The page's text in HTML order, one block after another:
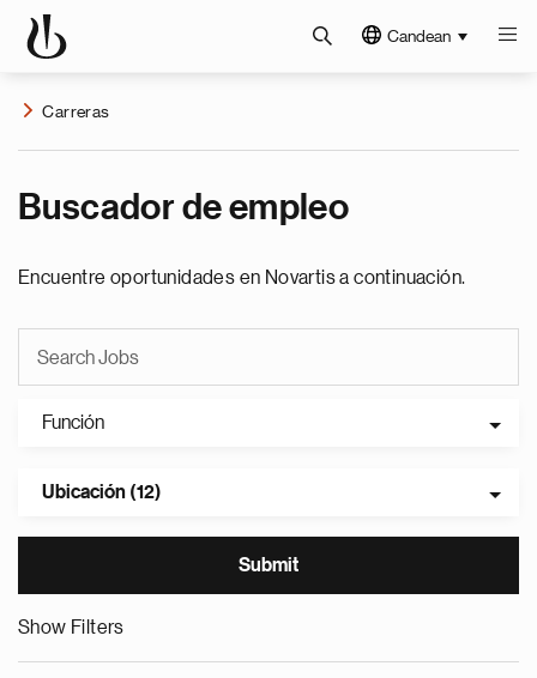
Candean
Carreras
Buscador de empleo
Encuentre oportunidades en Novartis a continuación.
Función
Ubicación (12)
Show Filters